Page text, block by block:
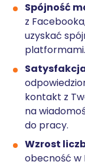
Spójność
z
uzyskać
platformami.
kontakt z
na
do pracy.
Wzrost
obecność w